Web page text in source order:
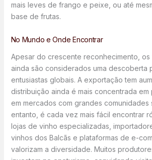
mais leves de frango e peixe, ou até
base de frutas.
No Mundo e Onde Encontrar
Apesar do crescente reconhecimento, os
ainda são considerados uma descoberta
entusiastas globais. A exportação tem
distribuição ainda é mais concentrada em
em mercados com grandes comunidades
entanto, é cada vez mais fácil encontrar
lojas de vinho especializadas,
vinhos dos Balcãs e plataformas de e-
valorizam a diversidade. Muitos